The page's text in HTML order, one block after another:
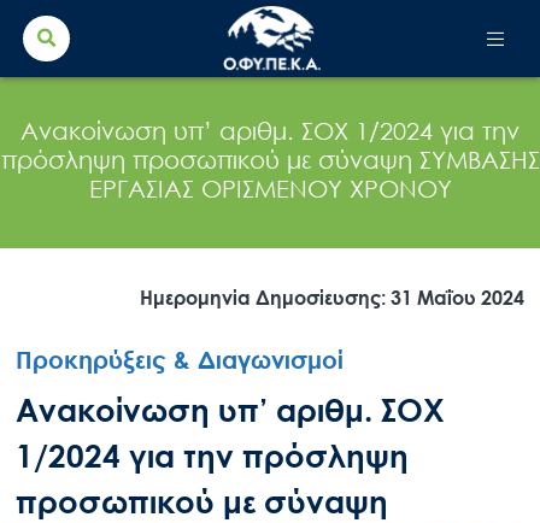
Search
for:
Ανακοίνωση υπ’ αριθμ. ΣΟΧ 1/2024 για την
πρόσληψη προσωπικού με σύναψη ΣΥΜΒΑΣΗΣ
ΕΡΓΑΣΙΑΣ ΟΡΙΣΜΕΝΟΥ ΧΡΟΝΟΥ
Ημερομηνία Δημοσίευσης: 31 Μαΐου 2024
Προκηρύξεις & Διαγωνισμοί
Ανακοίνωση υπ’ αριθμ. ΣΟΧ
1/2024 για την πρόσληψη
προσωπικού με σύναψη